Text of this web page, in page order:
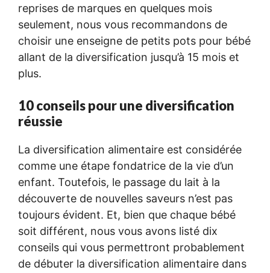
reprises de marques en quelques mois
seulement, nous vous recommandons de
choisir une enseigne de petits pots pour bébé
allant de la diversification jusqu’à 15 mois et
plus.
10 conseils pour une diversification
réussie
La diversification alimentaire est considérée
comme une étape fondatrice de la vie d’un
enfant. Toutefois, le passage du lait à la
découverte de nouvelles saveurs n’est pas
toujours évident. Et, bien que chaque bébé
soit différent, nous vous avons listé dix
conseils qui vous permettront probablement
de débuter la diversification alimentaire dans